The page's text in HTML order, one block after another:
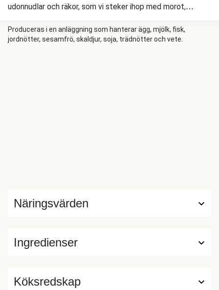
udonnudlar och räkor, som vi steker ihop med morot,
paprika och salladslök, och blandar allt i en smakrik pad
thai-sås med sweet chilisås, limesaft, fisksås och ketchup.
Vi toppar vår pad thai med rostade jordnötter och serverar
Produceras i en anläggning som hanterar ägg, mjölk, fisk,
jordnötter, sesamfrö, skaldjur, soja, trädnötter och vete.
Ingredienser
Näringsvärden
Köksredskap